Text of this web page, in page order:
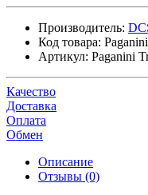
Производитель:
Код товара:
Артикул: Paganini
Качество
Доставка
Оплата
Обмен
Описание
Отзывы (0)